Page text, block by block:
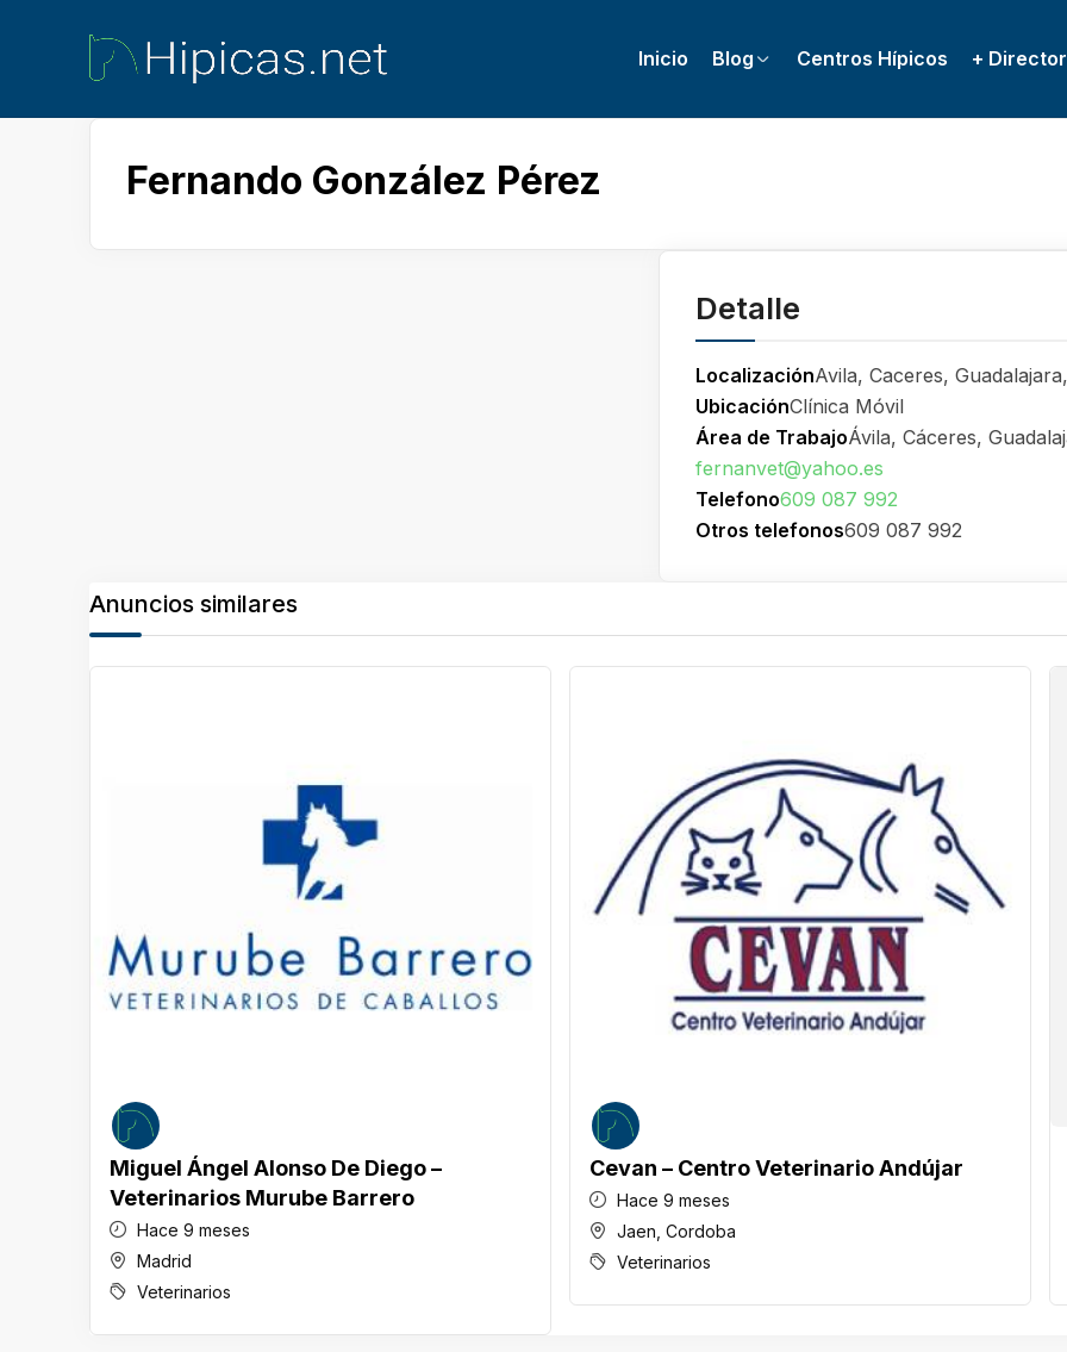
Inicio Blog Centros Hípicos +
Fernando González Pérez
Detalle
LocalizaciónAvila, Caceres,
UbicaciónClínica Móvil
Área de TrabajoÁvila, Cáceres,
fernanvet@yahoo.es
Telefono609 087 992
Otros telefonos609 087 992
Anuncios similares
Miguel Ángel Alonso De Diego –
Veterinarios Murube Barrero
Hace 9 meses
Madrid
Veterinarios
Cevan – Centro Veterinario Andújar
Hace 9 meses
Jaen Cordoba
Veterinarios